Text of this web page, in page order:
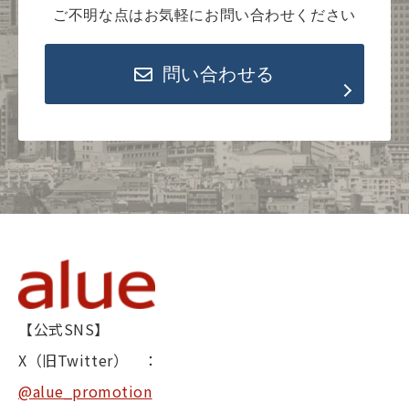
ご不明な点はお気軽にお問い合わせください
問い合わせる
【公式SNS】
X（旧Twitter） ：
@alue_promotion